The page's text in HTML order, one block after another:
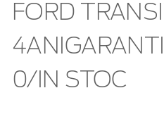
FORD
0/IN STOC